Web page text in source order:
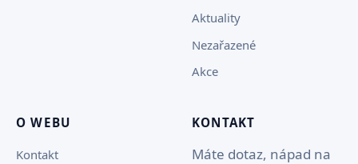
Aktuality
Nezařazené
Akce
O WEBU
Kontakt
KONTAKT
Máte dotaz, nápad na